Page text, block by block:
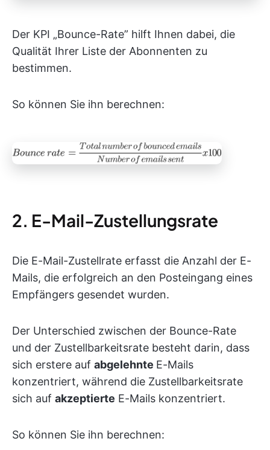
Der KPI „Bounce-Rate” hilft Ihnen dabei, die
Qualität Ihrer Liste der Abonnenten zu
bestimmen.
So können Sie ihn berechnen:
2. E-Mail-Zustellungsrate
Die E-Mail-Zustellrate erfasst die Anzahl der E-
Mails, die erfolgreich an den Posteingang eines
Empfängers gesendet wurden.
Der Unterschied zwischen der Bounce-Rate
und der Zustellbarkeitsrate besteht darin, dass
sich erstere auf abgelehnte E-Mails
konzentriert, während die Zustellbarkeitsrate
sich auf akzeptierte E-Mails konzentriert.
So können Sie ihn berechnen: